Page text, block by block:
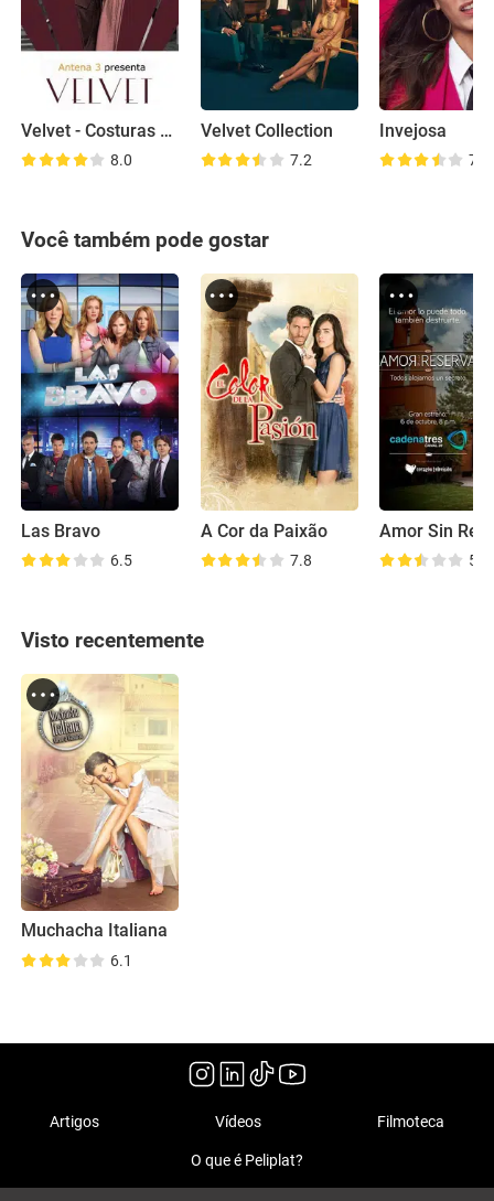
Velvet - Costuras do Amor
8.0
Velvet Collection
7.2
Invejosa
7.4
Você também pode gostar
Las Bravo
6.5
A Cor da Paixão
7.8
Amor Sin
5.6
Visto recentemente
Muchacha Italiana
6.1
Artigos Vídeos Filmoteca
O que é Peliplat?